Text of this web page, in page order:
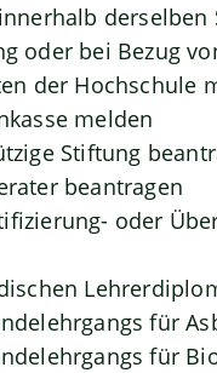
oder bei Bezug
der Hochschule
melden
Stiftung
beantragen
oder
für
für